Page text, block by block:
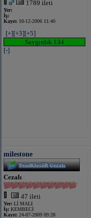
1789 ileti
Yer:
İş:
Kayıt: 10-12-2006 11:40
[+][+3][+5]
Saygınlık 134
[-]
milestone
Cezalı
47 ileti
Yer: Lİ MALI
İş: KEMBECİ
Kayıt: 24-07-2009 09:28